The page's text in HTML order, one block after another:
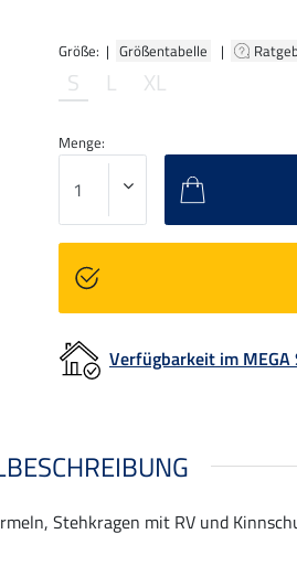
Größe: | Größentabelle |
S L XL
Menge:
Verfügbarkeit im MEGA
Stehkragen mit RV und